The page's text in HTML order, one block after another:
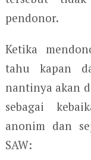
pendonor.
Ketika
tahu kapan
nantinya akan
sebagai
anonim dan
SAW: